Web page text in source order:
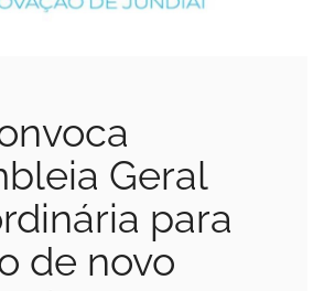
Geral
para
de novo